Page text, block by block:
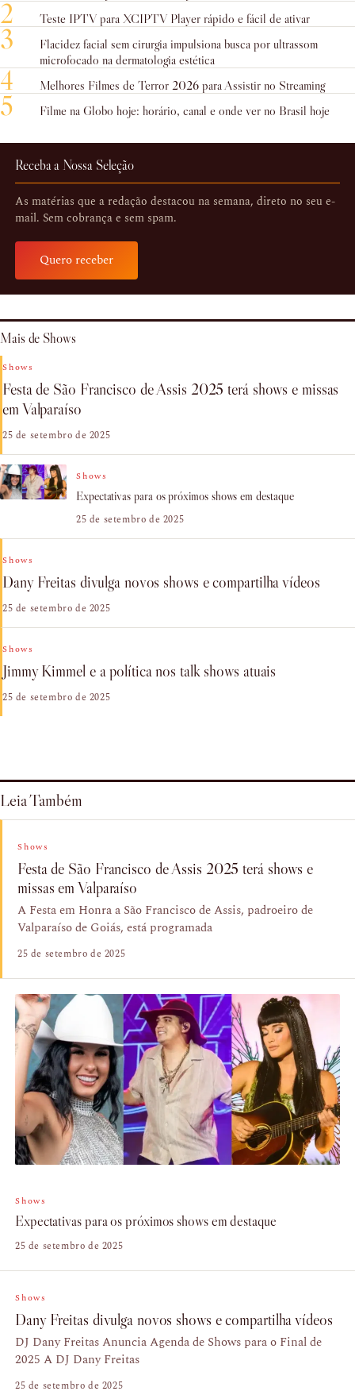
2 Teste IPTV para XCIPTV Player rápido e fácil de ativar
3
Flacidez facial sem cirurgia impulsiona busca por ultrassom
microfocado na dermatologia estética
4 Melhores Filmes de Terror 2026 para Assistir no Streaming
5 Filme na Globo hoje: horário, canal e onde ver no Brasil hoje
Receba a Nossa Seleção
As matérias que a redação destacou na semana, direto no seu e-
mail. Sem cobrança e sem spam.
Quero receber
Mais de Shows
Shows
Festa de São Francisco de Assis 2025 terá shows e missas
em Valparaíso
25 de setembro de 2025
Shows
Expectativas para os próximos shows em destaque
25 de setembro de 2025
Shows
Dany Freitas divulga novos shows e compartilha vídeos
25 de setembro de 2025
Shows
Jimmy Kimmel e a política nos talk shows atuais
25 de setembro de 2025
Leia Também
Shows
Festa de São Francisco de Assis 2025 terá shows e
missas em Valparaíso
A Festa em Honra a São Francisco de Assis, padroeiro de
Valparaíso de Goiás, está programada
25 de setembro de 2025
Shows
Expectativas para os próximos shows em destaque
25 de setembro de 2025
Shows
Dany Freitas divulga novos shows e compartilha vídeos
DJ Dany Freitas Anuncia Agenda de Shows para o Final de
2025 A DJ Dany Freitas
25 de setembro de 2025